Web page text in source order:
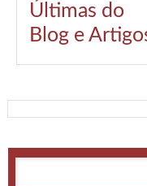
Últimas do
Blog e